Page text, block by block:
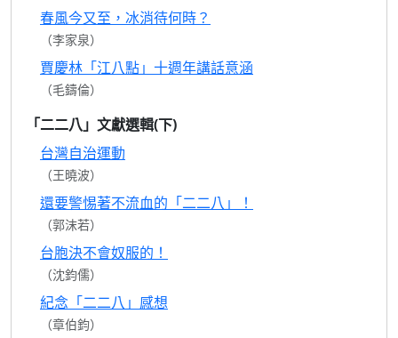
春風今又至，冰消待何時？
（李家泉）
賈慶林「江八點」十週年講話意涵
（毛鑄倫）
「二二八」文獻選輯(下)
台灣自治運動
（王曉波）
還要警惕著不流血的「二二八」！
（郭沫若）
台胞決不會奴服的！
（沈鈞儒）
紀念「二二八」感想
（章伯鈞）